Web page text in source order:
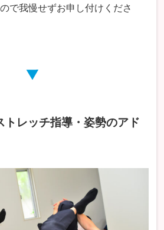
で我慢せずお申し付けくださ
トレッチ指導・姿勢のアド